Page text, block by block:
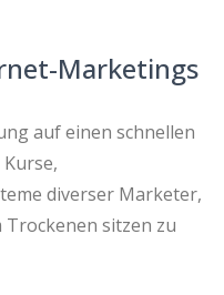
Marketings
auf einen schnellen
diverser Marketer,
Trockenen sitzen zu